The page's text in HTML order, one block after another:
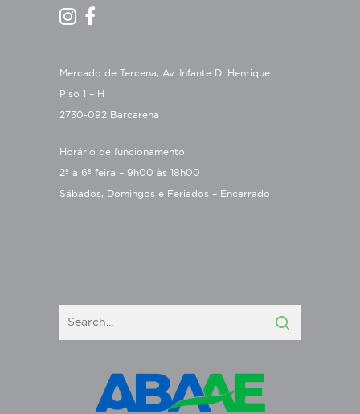
Mercado de Tercena, Av. Infante D. Henrique
Piso 1 – H
2730-092 Barcarena
Horário de funcionamento:
2ª a 6ª feira – 9h00 às 18h00
Sábados, Domingos e Feriados – Encerrado